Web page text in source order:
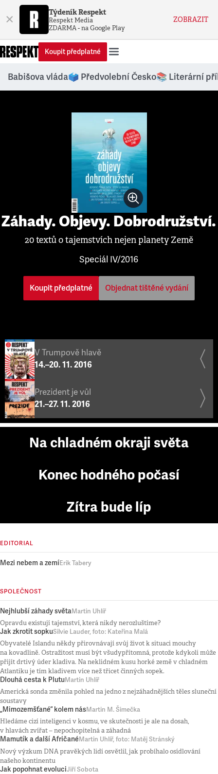
× Týdeník Respekt
Respekt Media
ZDARMA - na Google Play
ZOBRAZIT
Koupit předplatné
Babišova vláda🗳️ Předvolební Česko📚 Literární
Speciál IV/2016
Záhady. Objevy. Dobrodružství.
20 textů o tajemstvích nejen planety Země
Koupit předplatné Objednat tištěné vydání
V Trumpově hlavě
14.–20. 11. 2016
Prezident je vůl
21.–27. 11. 2016
Na chladném okraji světa
Konec hodného počasí
Zítra bude líp
EDITORIAL
Mezi nebem a zemíErik Tabery
SPOLEČNOST
Nejhlubší záhady světaMartin Uhlíř
Opravdu existují tajemství, která nikdy nerozluštíme?
Jak zkrotit sopkuSilvie Lauder, foto: Kateřina Malá
Obyvatelé Islandu někdy přirovnávají svůj život k situaci mouchy
na kovadlině. Ostražitost musí být všudypřítomná, protože kdykoli může
přijít drtivý úder kladiva. Na neklidném kusu horké země v chladném
Atlantiku je tím kladivem více než třicet činných sopek.
Dlouhá cesta k PlutuMartin Uhlíř
Americká sonda změnila pohled na jedno z nejzáhadnějších těles sluneční
soustavy
„Mimozemšťané“ kolem násMartin M. Šimečka
Hledáme cizí inteligenci v kosmu, ve skutečnosti je ale na dosah,
v hlavách zvířat – nepochopitelná a záhadná
Mamutík a další AfričanéMartin Uhlíř, foto: Matěj Stránský
Nový výzkum DNA pravěkých lidí osvětlil, jak probíhalo osídlování
našeho kontinentu
Jak popohnat evoluciJiří Sobota